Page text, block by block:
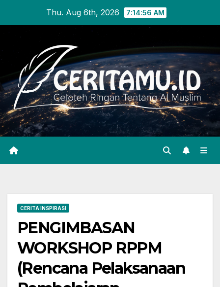
Thu. Aug 6th, 2026 7:14:57 AM
CERITA INSPIRASI
PENGIMBASAN
WORKSHOP RPPM
(Rencana Pelaksanaan